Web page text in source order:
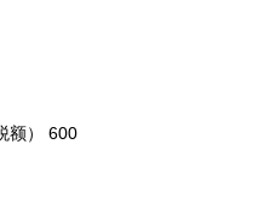
额） 600